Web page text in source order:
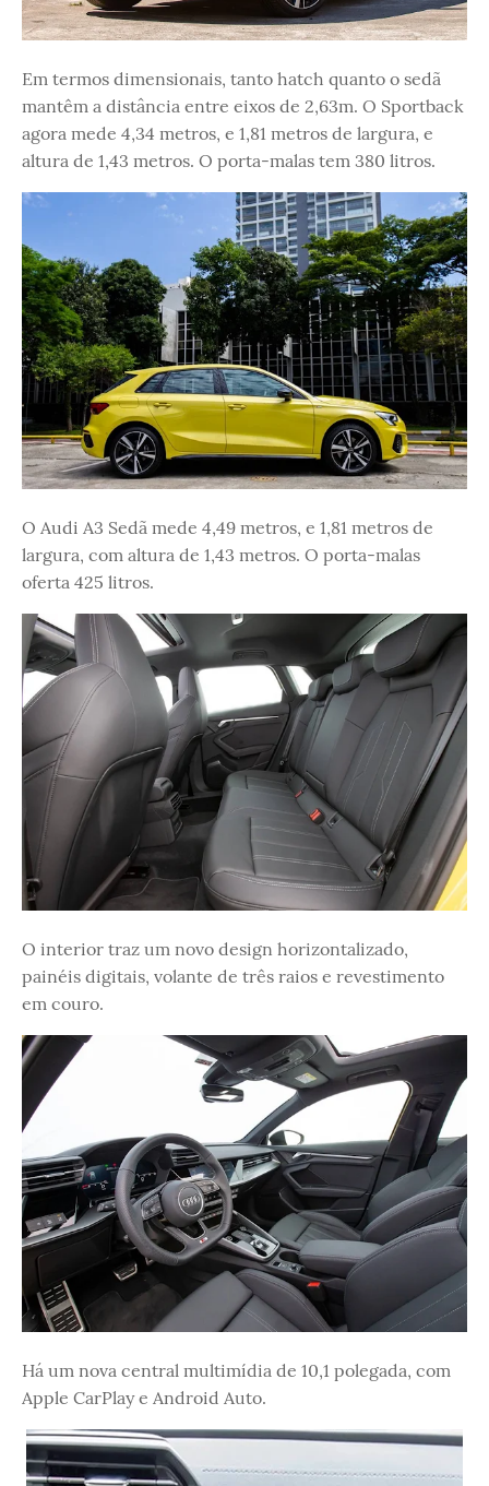
Em termos dimensionais, tanto hatch quanto o sedã
mantêm a distância entre eixos de 2,63m. O Sportback
agora mede 4,34 metros, e 1,81 metros de largura, e
altura de 1,43 metros. O porta-malas tem 380 litros.
O Audi A3 Sedã mede 4,49 metros, e 1,81 metros de
largura, com altura de 1,43 metros. O porta-malas
oferta 425 litros.
O interior traz um novo design horizontalizado,
painéis digitais, volante de três raios e revestimento
em couro.
Há um nova central multimídia de 10,1 polegada, com
Apple CarPlay e Android Auto.